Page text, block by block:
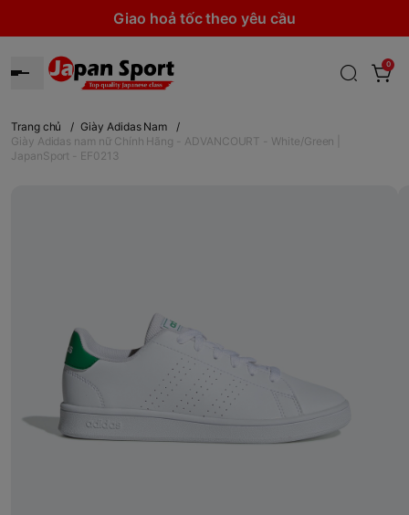
Giao hoả tốc theo yêu cầu
0
Trang chủ / Giày Adidas Nam
/
Giày Adidas nam nữ Chính Hãng - ADVANCOURT - White/Green |
JapanSport - EF0213